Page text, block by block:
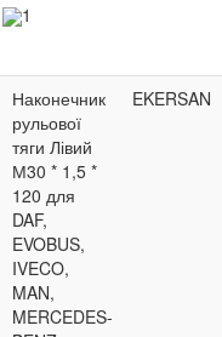
1
Наконечник
рульової
тяги Лівий
М30 * 1,5 *
120 для
DAF,
EVOBUS,
IVECO,
MAN,
MERCEDES-
EKERSAN